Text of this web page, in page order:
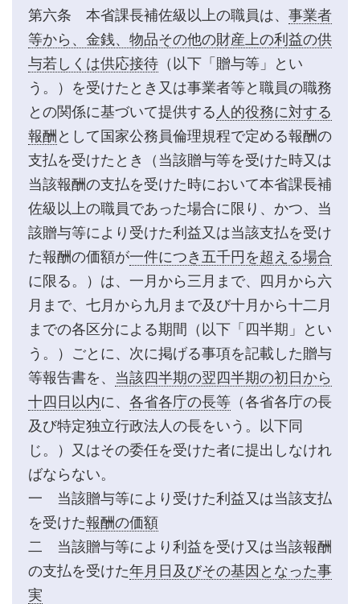
第六条 本省課長補佐級以上の職員は、 事業者
等から、金銭、物品その他の財産上の利益の供
与若しくは供応接待 （以下「贈与等」とい
う。）を受けたとき又は事業者等と職員の職務
との関係に基づいて提供する 人的役務に対する
報酬 として国家公務員倫理規程で定める報酬の
支払を受けたとき（当該贈与等を受けた時又は
当該報酬の支払を受けた時において本省課長補
佐級以上の職員であった場合に限り、かつ、当
該贈与等により受けた利益又は当該支払を受け
た報酬の価額が一件につき五千円を超える場合
に限る。）は、一月から三月まで、四月から六
月まで、七月から九月まで及び十月から十二月
までの各区分による期間（以下「四半期」とい
う。）ごとに、次に掲げる事項を記載した贈与
等報告書を、 当該四半期の翌四半期の初日から
十四日以内に、 各省各庁の長等 （各省各庁の長
及び特定独立行政法人の長をいう。以下同
じ。）又はその委任を受けた者に提出しなけれ
ばならない。
一 当該贈与等により受けた利益又は当該支払
を受けた報酬の価額
二 当該贈与等により利益を受け又は当該報酬
の支払を受けた年月日及びその基因となった事
実